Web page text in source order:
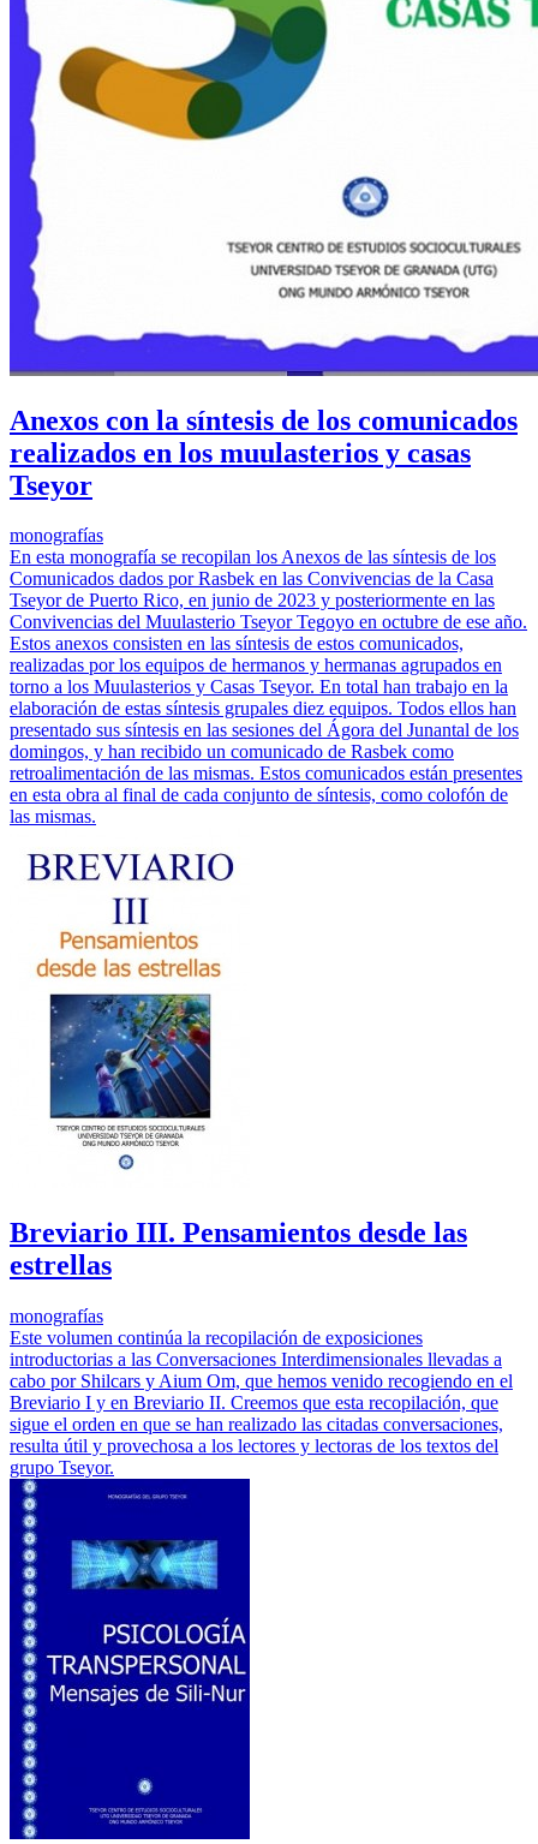
Anexos con la síntesis de los comunicados
realizados en los muulasterios y casas
Tseyor
monografías
En esta monografía se recopilan los Anexos de las síntesis de los
Comunicados dados por Rasbek en las Convivencias de la Casa
Tseyor de Puerto Rico, en junio de 2023 y posteriormente en las
Convivencias del Muulasterio Tseyor Tegoyo en octubre de ese año.
Estos anexos consisten en las síntesis de estos comunicados,
realizadas por los equipos de hermanos y hermanas agrupados en
torno a los Muulasterios y Casas Tseyor. En total han trabajo en la
elaboración de estas síntesis grupales diez equipos. Todos ellos han
presentado sus síntesis en las sesiones del Ágora del Junantal de los
domingos, y han recibido un comunicado de Rasbek como
retroalimentación de las mismas. Estos comunicados están presentes
en esta obra al final de cada conjunto de síntesis, como colofón de
las mismas.
Breviario III. Pensamientos desde las
estrellas
monografías
Este volumen continúa la recopilación de exposiciones
introductorias a las Conversaciones Interdimensionales llevadas a
cabo por Shilcars y Aium Om, que hemos venido recogiendo en el
Breviario I y en Breviario II. Creemos que esta recopilación, que
sigue el orden en que se han realizado las citadas conversaciones,
resulta útil y provechosa a los lectores y lectoras de los textos del
grupo Tseyor.